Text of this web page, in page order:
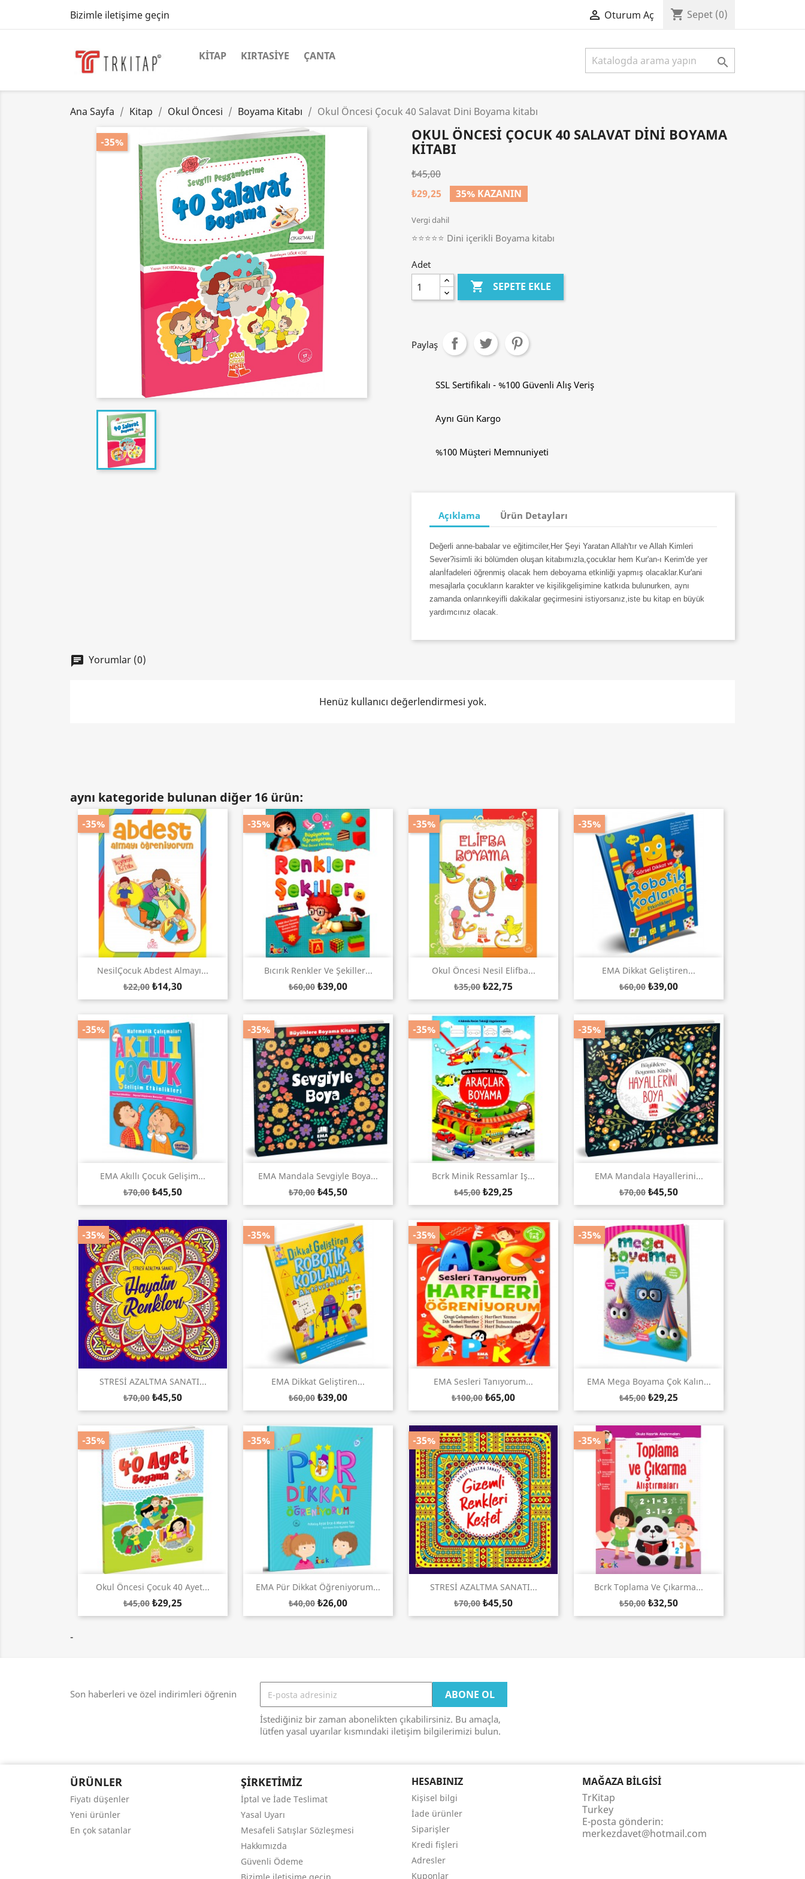
Bizimle iletişime geçin  Oturum Aç shopping_cart Sepet (0)
KITAP KIRTASIYE ÇANTA 
Ana Sayfa Kitap Okul Öncesi Boyama Kitabı Okul Öncesi Çocuk 40 Salavat Dini Boyama kitabı
-35%
OKUL ÖNCESI ÇOCUK 40 SALAVAT DINI BOYAMA
KITABI
₺45,00
₺29,25
35% KAZANIN
Vergi dahil
⭐⭐⭐⭐⭐ Dini içerikli Boyama kitabı
Adet
 SEPETE EKLE
Paylaş
SSL Sertifikalı - %100 Güvenli Alış Veriş
Aynı Gün Kargo
%100 Müşteri Memnuniyeti
Açıklama Ürün Detayları
Değerli anne-babalar ve eğitimciler,Her Şeyi Yaratan Allah'tır ve Allah Kimleri
Sever?isimli iki bölümden oluşan kitabımızla,çocuklar hem Kur'an-ı Kerim'de yer
alanİfadeleri öğrenmiş olacak hem deboyama etkinliği yapmış olacaklar.Kur'ani
mesajlarla çocukların karakter ve kişilikgelişimine katkıda bulunurken, aynı
zamanda onlarınkeyifli dakikalar geçirmesini istiyorsanız,iste bu kitap en büyük
yardımcınız olacak.
chat Yorumlar (0)
Henüz kullanıcı değerlendirmesi yok.
aynı kategoride bulunan diğer 16 ürün:
NesilÇocuk Abdest Almayı...
₺22,00 ₺14,30
-35%
Hızlı Görünüm
Bıcırık Renkler Ve Şekiller...
₺60,00 ₺39,00
-35%
 Hızlı Görünüm
Okul Öncesi Nesil Elifba...
₺35,00 ₺22,75
-35%
Hızlı Görünüm
EMA Dikkat Geliştiren...
₺60,00 ₺39,00
-35%
 Hızlı Görünüm
EMA Akıllı Çocuk Gelişim...
₺70,00 ₺45,50
-35%
Hızlı Görünüm
EMA Mandala Sevgiyle Boya...
₺70,00 ₺45,50
-35%
Hızlı Görünüm
Bcrk Minik Ressamlar Iş...
₺45,00 ₺29,25
-35%
Hızlı Görünüm
EMA Mandala Hayallerini...
₺70,00 ₺45,50
-35%
Hızlı Görünüm
STRESİ AZALTMA SANATI...
₺70,00 ₺45,50
-35%
Hızlı Görünüm
EMA Dikkat Geliştiren...
₺60,00 ₺39,00
-35%
 Hızlı Görünüm
EMA Sesleri Tanıyorum...
₺100,00 ₺65,00
-35%
Hızlı Görünüm
EMA Mega Boyama Çok Kalın...
₺45,00 ₺29,25
-35%
Hızlı Görünüm
Okul Öncesi Çocuk 40 Ayet...
₺45,00 ₺29,25
-35%
Hızlı Görünüm
EMA Pür Dikkat Öğreniyorum...
₺40,00 ₺26,00
-35%
 Hızlı Görünüm
STRESİ AZALTMA SANATI...
₺70,00 ₺45,50
-35%
Hızlı Görünüm
Bcrk Toplama Ve Çıkarma...
₺50,00 ₺32,50
-35%
Hızlı Görünüm
-
Son haberleri ve özel indirimleri öğrenin
İstediğiniz bir zaman abonelikten çıkabilirsiniz. Bu amaçla,
lütfen yasal uyarılar kısmındaki iletişim bilgilerimizi bulun.
ÜRÜNLER
Fiyatı düşenler
Yeni ürünler
En çok satanlar
ŞIRKETIMIZ
İptal ve İade Teslimat
Yasal Uyarı
Mesafeli Satışlar Sözleşmesi
Hakkımızda
Güvenli Ödeme
HESABINIZ
Kişisel bilgi
İade ürünler
Siparişler
Kredi fişleri
Adresler
Kuponlar
MAĞAZA BILGISI
TrKitap
Turkey
E-posta gönderin:
merkezdavet@hotmail.com